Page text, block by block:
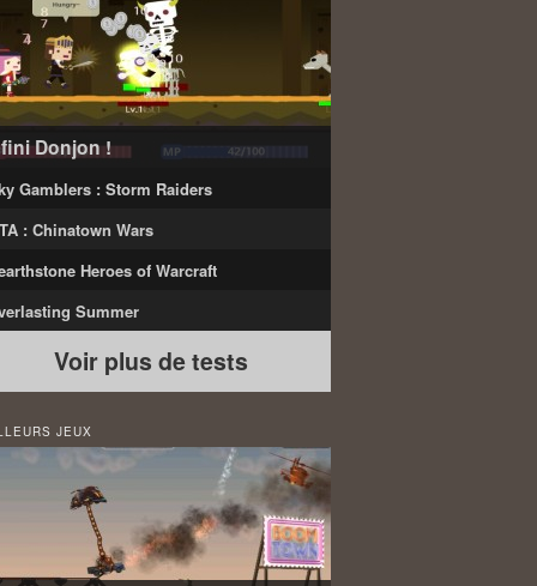
Donjon !
Gamblers : Storm Raiders
: Chinatown Wars
Heroes of Warcraft
Summer
Voir plus de tests
JEUX